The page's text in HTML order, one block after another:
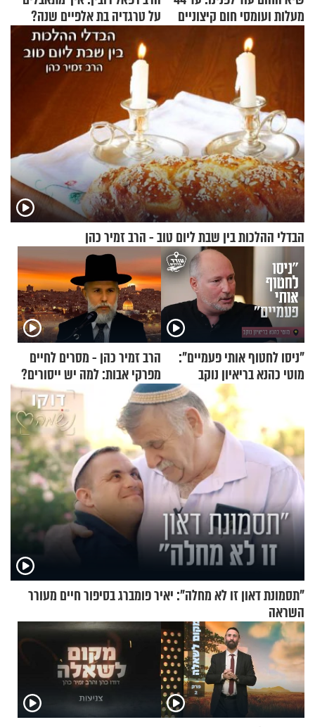
מעלות ועומסי חום קיצוניים
על טרגדיה בת אלפיים שנה?
הבדלי ההלכות בין שבת ליום טוב - הרב זמיר כהן
"ניסו לחטוף אותי פעמיים":
מוטי כהנא בריאיון נוקב
הרב זמיר כהן - מסרים לחיים
מפרקי אבות: למה יש ייסורים?
"תסמונת דאון זו לא מחלה": יאיר פומברג בסיפור חיים מעורר
השראה